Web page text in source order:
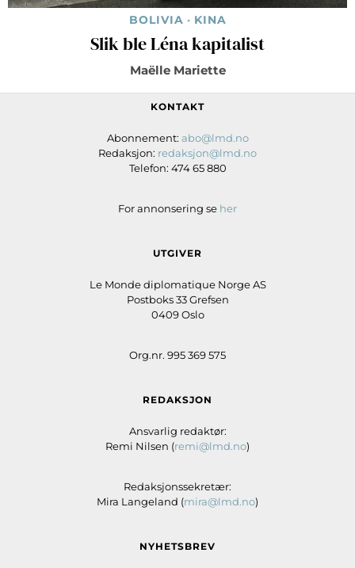
BOLIVIA · KINA
Slik ble Léna kapitalist
Maëlle Mariette
KONTAKT
Abonnement: abo@lmd.no
Redaksjon: redaksjon@lmd.no
Telefon: 474 65 880
For annonsering se her
UTGIVER
Le Monde diplomatique Norge AS
Postboks 33 Grefsen
0409 Oslo
Org.nr. 995 369 575
REDAKSJON
Ansvarlig redaktør:
Remi Nilsen (remi@lmd.no)
Redaksjonssekretær:
Mira Langeland (mira@lmd.no)
NYHETSBREV